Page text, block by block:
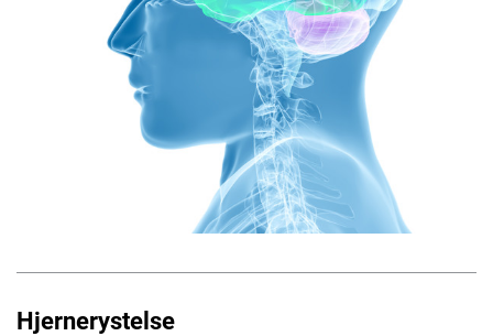
Hjernerystelse